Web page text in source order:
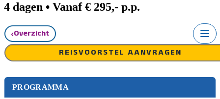
4 dagen • Vanaf € 295,- p.p.
‹Overzicht
REISVOORSTEL AANVRAGEN
PROGRAMMA